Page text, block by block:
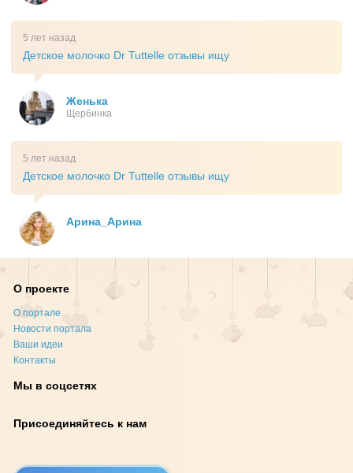
5 лет назад
Детское молочко Dr Tuttelle отзывы ищу
Женька
Щербинка
5 лет назад
Детское молочко Dr Tuttelle отзывы ищу
Арина_Арина
О проекте
О портале
Новости портала
Ваши идеи
Контакты
Мы в соцсетях
Присоединяйтесь к нам